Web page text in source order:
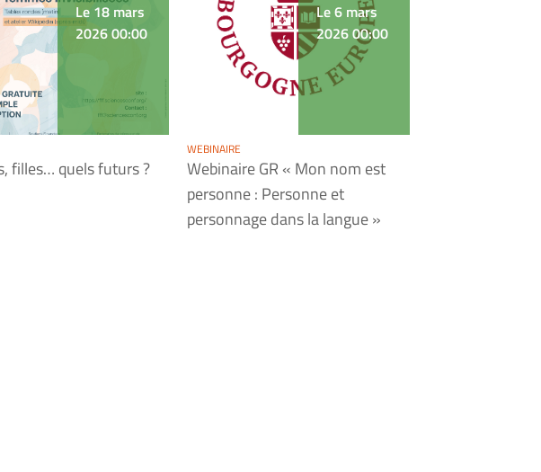
Le 18 mars
2026 00:00
filles… quels futurs ?
Le 6 mars
2026 00:00
WEBINAIRE
Webinaire GR « Mon nom est
personne : Personne et
personnage dans la langue »